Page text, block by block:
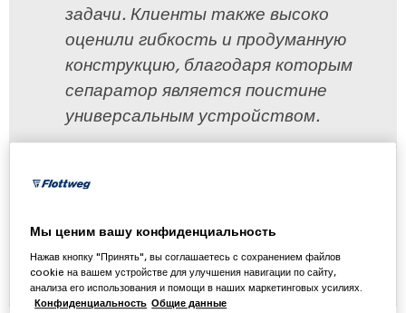
задачи. Клиенты также высоко
оценили гибкость и продуманную
конструкцию, благодаря которым
сепаратор является поистине
универсальным устройством.
Тобиас Тратнер
Тратнер сыграл ключевую роль в разработке
обширным опытом в этой области.
Мы ценим вашу конфиденциальность
Нажав кнопку "Принять", вы соглашаетесь с сохранением файлов
cookie на вашем устройстве для улучшения навигации по сайту,
анализа его использования и помощи в наших маркетинговых усилиях.
Конфиденциальность Общие данные